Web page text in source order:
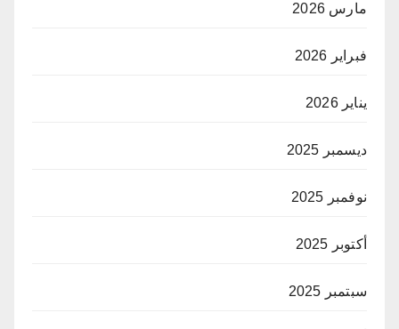
مارس 2026
فبراير 2026
يناير 2026
ديسمبر 2025
نوفمبر 2025
أكتوبر 2025
سبتمبر 2025